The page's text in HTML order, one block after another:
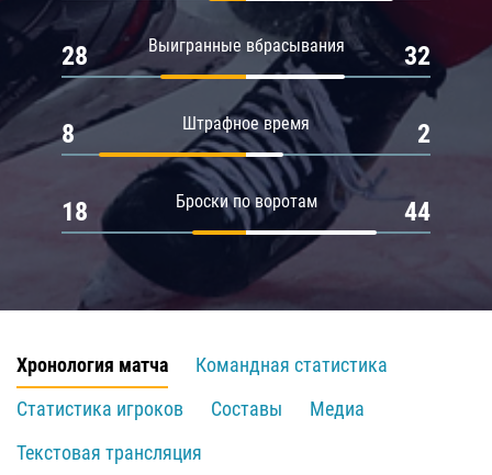
Выигранные вбрасывания
28 32
Штрафное время
8 2
Броски по воротам
18 44
Хронология матча
Командная статистика
Статистика игроков
Составы
Медиа
Текстовая трансляция